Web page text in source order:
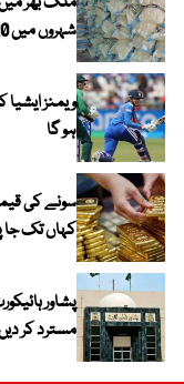
شہروں میں 20 کلو تھیلا 100 روپے تک مہنگا
ہو گا
سونے کی
کہاں تک جا
پشاور
مسترد کر